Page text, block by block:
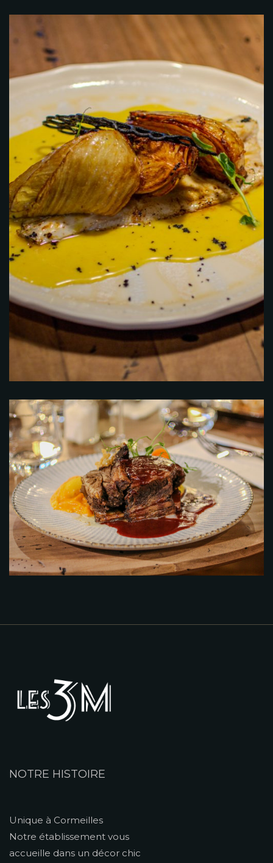
NOTRE HISTOIRE
Unique à Cormeilles
Notre établissement vous
accueille dans un décor chic